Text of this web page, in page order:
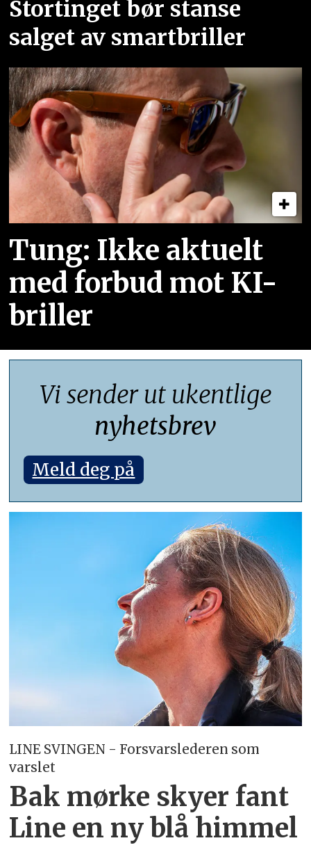
Stortinget bør stanse
salget av smartbriller
Tung: Ikke aktuelt
med forbud mot KI-
briller
Vi sender ut ukentlige
nyhetsbrev
Meld deg på
LINE SVINGEN - Forsvarslederen som
varslet
Bak mørke skyer fant
Line en ny blå himmel